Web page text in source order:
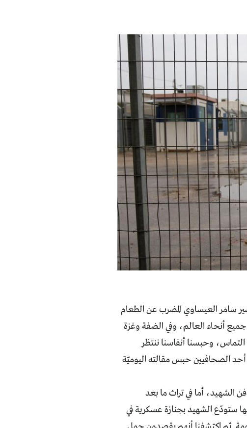
سامر العيساوي المضرب عن الطعام
جميع أنحاء العالم، وفي الضفة وغزة
وحبسنا أنفاسنا ننتظر
أحد الصحافيين حبس مقالته اليوميّة
الشهيد، أما في تراث ما بعد
ستودّع الشهيد بجنازة عسكرية في